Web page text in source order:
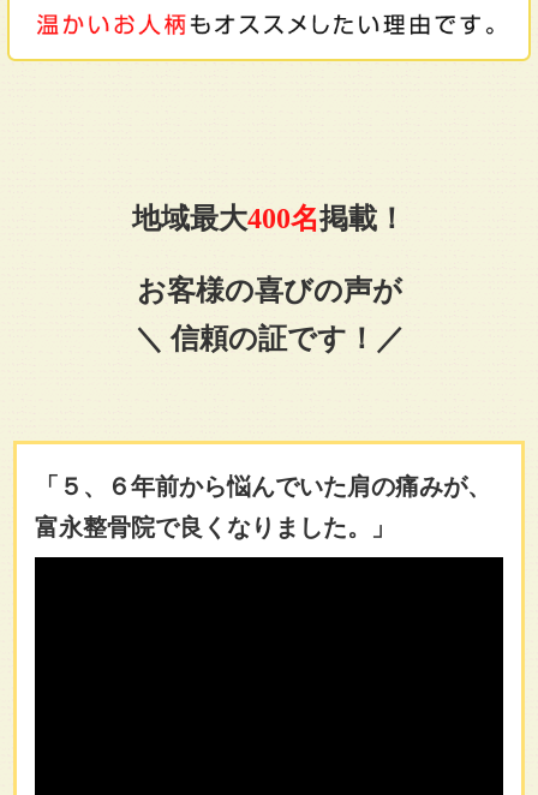
地域最大400名掲載！
お客様の喜びの声が
＼ 信頼の証です！／
「５、６年前から悩んでいた肩の痛みが、
富永整骨院で良くなりました。」